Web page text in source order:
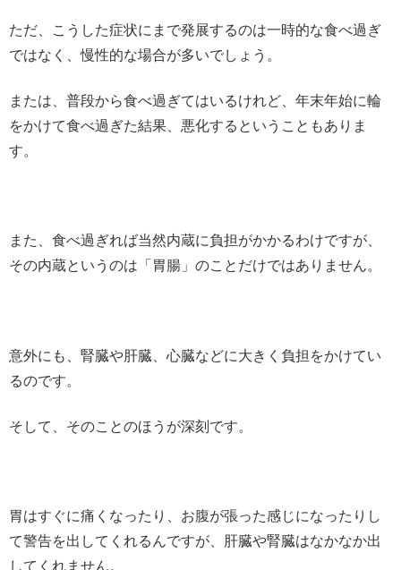
ただ、こうした症状にまで発展するのは一時的な食べ過ぎ
ではなく、慢性的な場合が多いでしょう。
または、普段から食べ過ぎてはいるけれど、年末年始に輪
をかけて食べ過ぎた結果、悪化するということもありま
す。
また、食べ過ぎれば当然内蔵に負担がかかるわけですが、
その内蔵というのは「胃腸」のことだけではありません。
意外にも、腎臓や肝臓、心臓などに大きく負担をかけてい
るのです。
そして、そのことのほうが深刻です。
胃はすぐに痛くなったり、お腹が張った感じになったりし
て警告を出してくれるんですが、肝臓や腎臓はなかなか出
してくれません。